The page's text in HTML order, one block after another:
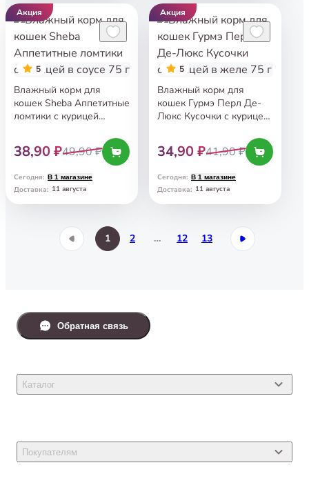
Акция
5
Влажный корм для
кошек Sheba Аппетитные
ломтики с курицей
38,90 ₽49,90 ₽
Сегодня: В 1 магазине
Доставка: 11 августа
Акция
5
Влажный корм для
кошек Гурмэ Перл Де-
Люкс Кусочки с курицей
34,90 ₽41,90 ₽
Сегодня: В 1 магазине
Доставка: 11 августа
1 2 … 12 13
Каталог
Товары для собак
Покупателям
Обратная связь